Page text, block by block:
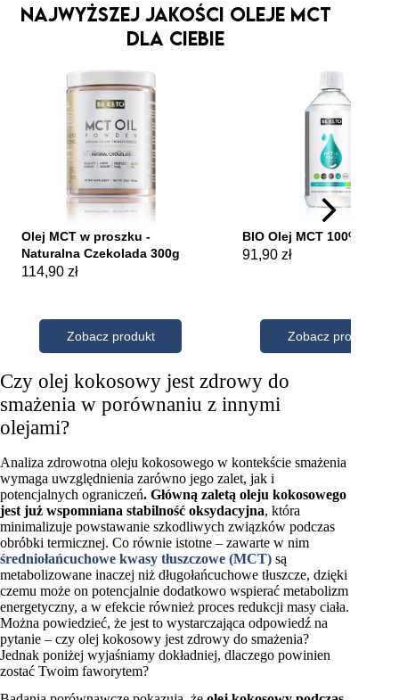
Najwyższej jakości Oleje MCT
dla Ciebie
Czy olej kokosowy jest zdrowy do
smażenia w porównaniu z innymi
olejami?
Analiza zdrowotna oleju kokosowego w kontekście smażenia
wymaga uwzględnienia zarówno jego zalet, jak i
potencjalnych ograniczeń. Główną zaletą oleju kokosowego
jest już wspomniana stabilność oksydacyjna, która
minimalizuje powstawanie szkodliwych związków podczas
obróbki termicznej. Co równie istotne – zawarte w nim
średniołańcuchowe kwasy tłuszczowe (MCT) są
metabolizowane inaczej niż długołańcuchowe tłuszcze, dzięki
czemu może on potencjalnie dodatkowo wspierać metabolizm
energetyczny, a w efekcie również proces redukcji masy ciała.
Można powiedzieć, że jest to wystarczająca odpowiedź na
pytanie – czy olej kokosowy jest zdrowy do smażenia?
Jednak poniżej wyjaśniamy dokładniej, dlaczego powinien
zostać Twoim faworytem?